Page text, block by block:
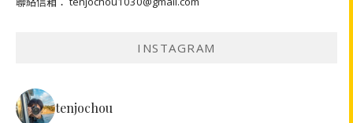
INSTAGRAM
tenjochou